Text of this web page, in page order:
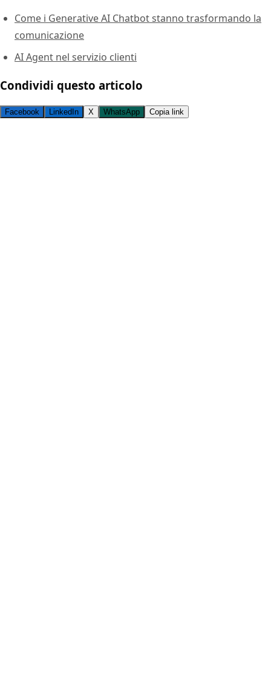
Come i Generative AI Chatbot stanno trasformando la
comunicazione
AI Agent nel servizio clienti
Condividi questo articolo
Facebook LinkedIn X WhatsApp Copia link